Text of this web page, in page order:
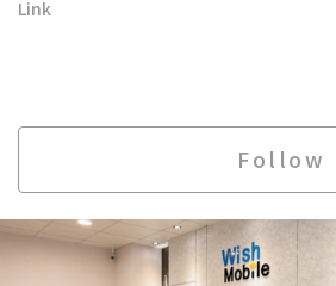
Link
Follow